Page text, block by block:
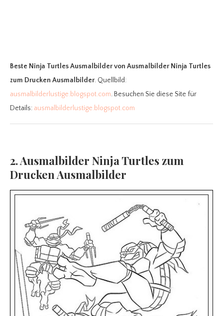
Beste Ninja Turtles Ausmalbildervon Ausmalbilder Ninja Turtles
zum Drucken Ausmalbilder. Quellbild:
ausmalbilderlustige.blogspot.com. Besuchen Sie diese Site für
Details: ausmalbilderlustige.blogspot.com
2. Ausmalbilder Ninja Turtles zum
Drucken Ausmalbilder